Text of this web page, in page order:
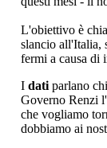
L'obiettivo è
slancio all'Italia,
fermi a causa di
I dati parlano
Governo Renzi
che vogliamo
dobbiamo ai